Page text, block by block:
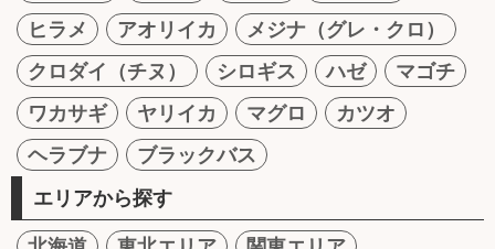
ヒラメ
アオリイカ
メジナ（グレ・クロ）
クロダイ（チヌ）
シロギス ハゼ
マゴチ
ワカサギ
ヤリイカ マグロ
カツオ
ヘラブナ
ブラックバス
エリアから探す